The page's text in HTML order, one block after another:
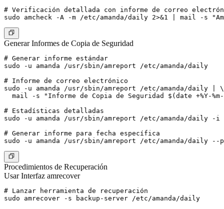
# Verificación detallada con informe de correo
sudo amcheck -A -m /etc/amanda/daily 2>&1 | mail -s
Generar Informes de Copia de Seguridad
# Generar informe estándar
sudo -u amanda /usr/sbin/amreport /etc/amanda/daily
# Informe de correo electrónico
sudo -u amanda /usr/sbin/amreport /etc/amanda/daily | \
mail -s "Informe de Copia de Seguridad $(date +%Y-
# Estadísticas detalladas
sudo -u amanda /usr/sbin/amreport /etc/amanda/daily -i
# Generar informe para fecha específica
Procedimientos de Recuperación
Usar Interfaz amrecover
# Lanzar herramienta de recuperación
sudo amrecover -s backup-server /etc/amanda/daily